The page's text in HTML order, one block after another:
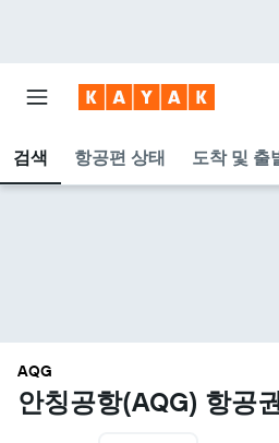
검색 항공편 상태 도착 및 출
AQG
안칭공항(AQG) 항공